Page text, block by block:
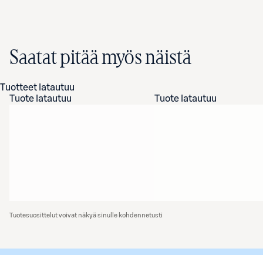
Saatat pitää myös näistä
Tuotteet latautuu
Tuote latautuu
Tuote latautuu
Tuotesuosittelut voivat näkyä sinulle kohdennetusti